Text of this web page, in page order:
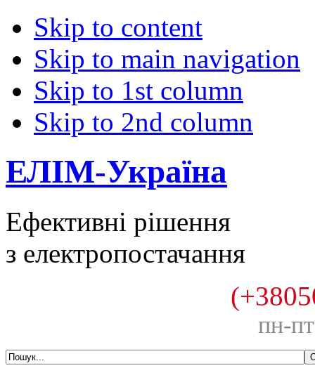
Skip to content
Skip to main navigation
Skip to 1st column
Skip to 2nd column
ЕЛІМ-Україна
Ефективні рішення
з електропостачання
пн-